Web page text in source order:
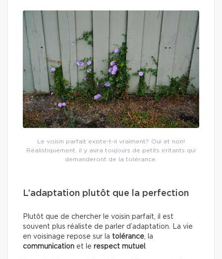
Le voisin parfait existe-t-il vraiment? Oui et non!
Réalistiquement, il y aura toujours de petits irritants qui
demanderont de la tolérance.
L’adaptation plutôt que la perfection
Plutôt que de chercher le voisin parfait, il est
souvent plus réaliste de parler d’adaptation. La vie
en voisinage repose sur la tolérance, la
communication et le respect mutuel .